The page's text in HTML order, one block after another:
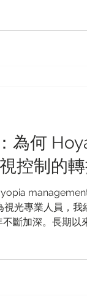
確且個性化的護
是為什麼您應該跳
）舒適且
「相同度數」的
拿起一副藥妝店的
眼度數並不相同。
為何
控制的
光專業人員，我
斷加深。長期以